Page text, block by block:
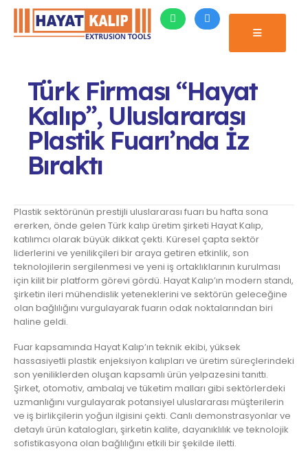
Türk Firması “Hayat
Kalıp”, Uluslararası
Plastik Fuarı’nda İz
Bıraktı
Plastik sektörünün prestijli uluslararası fuarı bu hafta sona
ererken, önde gelen Türk kalıp üretim şirketi Hayat Kalıp,
katılımcı olarak büyük dikkat çekti. Küresel çapta sektör
liderlerini ve yenilikçileri bir araya getiren etkinlik, son
teknolojilerin sergilenmesi ve yeni iş ortaklıklarının kurulması
için kilit bir platform görevi gördü. Hayat Kalıp’ın modern standı,
şirketin ileri mühendislik yeteneklerini ve sektörün geleceğine
olan bağlılığını vurgulayarak fuarın odak noktalarından biri
haline geldi.
Fuar kapsamında Hayat Kalıp’ın teknik ekibi, yüksek
hassasiyetli plastik enjeksiyon kalıpları ve üretim süreçlerindeki
son yeniliklerden oluşan kapsamlı ürün yelpazesini tanıttı.
Şirket, otomotiv, ambalaj ve tüketim malları gibi sektörlerdeki
uzmanlığını vurgulayarak potansiyel uluslararası müşterilerin
ve iş birlikçilerin yoğun ilgisini çekti. Canlı demonstrasyonlar ve
detaylı ürün katalogları, şirketin kalite, dayanıklılık ve teknolojik
sofistikasyona olan bağlılığını etkili bir şekilde iletti.